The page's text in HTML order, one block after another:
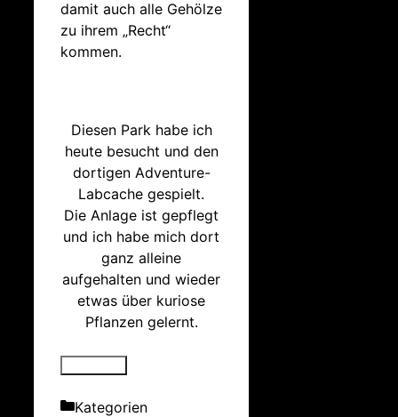
damit auch alle Gehölze
zu ihrem „Recht“
kommen.
Diesen Park habe ich
heute besucht und den
dortigen Adventure-
Labcache gespielt.
Die Anlage ist gepflegt
und ich habe mich dort
ganz alleine
aufgehalten und wieder
etwas über kuriose
Pflanzen gelernt.
Kategorien